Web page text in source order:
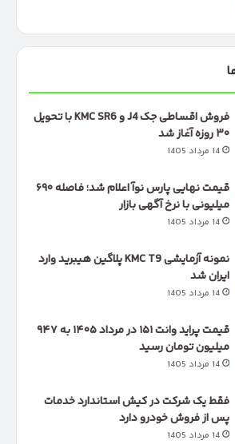
فروش اقساطی جک J4 و KMC SR6 با تحویل
۳۰ روزه آغاز شد
14 مرداد 1405
قیمت نهایی پارس نوآ اعلام شد؛ فاصله ۶۹۰
میلیونی با نرخ آگهی بازار
14 مرداد 1405
نمونه آزمایشی KMC T9 پلاگین هیبرید وارد
ایران شد
14 مرداد 1405
قیمت پراید وانت ۱۵۱ در مرداد ۱۴۰۵ به ۹۴۷
میلیون تومان رسید
14 مرداد 1405
فقط یک شرکت در کیش استاندارد خدمات
پس از فروش خودرو دارد
14 مرداد 1405